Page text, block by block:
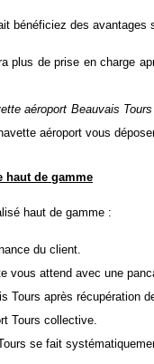
bénéficiez des avantages
plus de prise en charge
aéroport Beauvais
aéroport vous
haut de gamme
haut de gamme :
du client.
vous attend avec une
Tours après récupération
Tours collective.
se fait